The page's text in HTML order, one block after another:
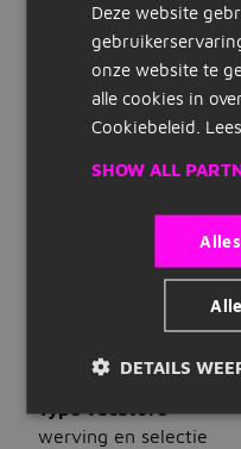
Je beheerst
WAT WIJ BIEDEN
Salaris
€ 2.700 tot € 3.500
opleidingen,
pensioenregeling,
thuiswerkregeling,
32 tot 40 uur per week
Dienstverband
fulltime, parttime
Type vacature
werving en selectie
Snelle links
Inschrijven
Vacatures
Vacatures zoeken
Deze website
onze website te
alle cookies in
Cookiebeleid.
SHOW ALL
DETAILS